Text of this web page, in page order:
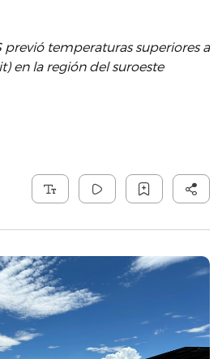
previó temperaturas superiores a
en la región del suroeste